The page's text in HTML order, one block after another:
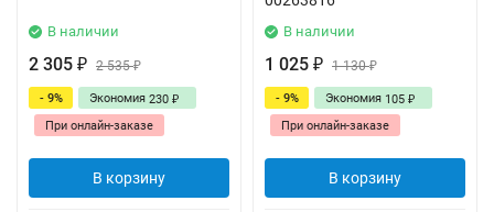
В наличии
2 305 ₽ 2 535₽
- 9% Экономия 230 ₽
При онлайн-заказе
В корзину
В наличии
1 025 ₽ 1 130₽
- 9% Экономия 105 ₽
При онлайн-заказе
В корзину